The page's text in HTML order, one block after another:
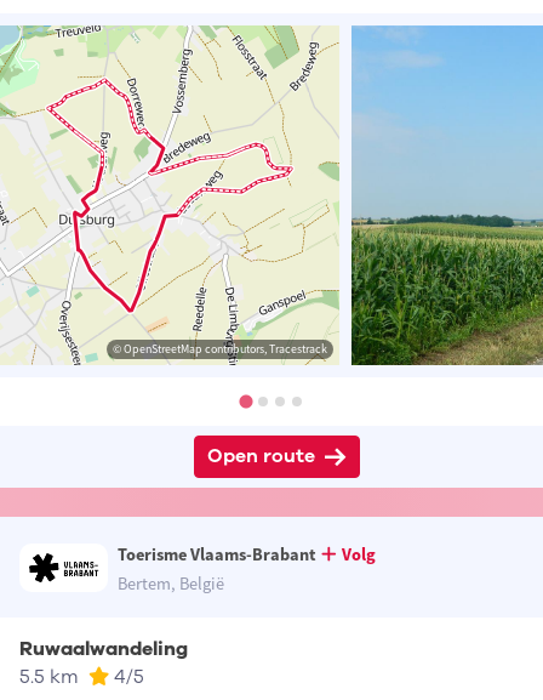
© OpenStreetMap contributors, Tracestrack
Open route
Toerisme Vlaams-Brabant
Volg
Bertem, België
Ruwaalwandeling
5.5 km 4/5